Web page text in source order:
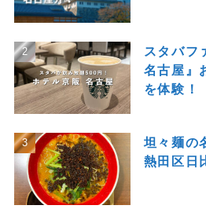
スタバフ
名古屋』
を体験！
坦々麺の
熱田区日